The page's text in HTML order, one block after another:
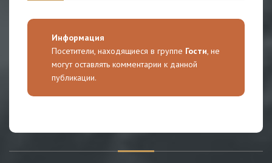
Информация
Посетители, находящиеся в группе Гости , не
могут оставлять комментарии к данной
публикации.